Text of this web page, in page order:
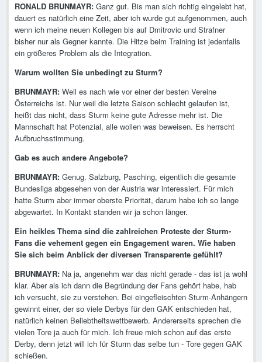
RONALD BRUNMAYR: Ganz gut. Bis man sich richtig eingelebt hat,
dauert es natürlich eine Zeit, aber ich wurde gut aufgenommen, auch
wenn ich meine neuen Kollegen bis auf Dmitrovic und Strafner
bisher nur als Gegner kannte. Die Hitze beim Training ist jedenfalls
ein größeres Problem als die Integration.
Warum wollten Sie unbedingt zu Sturm?
BRUNMAYR: Weil es nach wie vor einer der besten Vereine
Österreichs ist. Nur weil die letzte Saison schlecht gelaufen ist,
heißt das nicht, dass Sturm keine gute Adresse mehr ist. Die
Mannschaft hat Potenzial, alle wollen was beweisen. Es herrscht
Aufbruchsstimmung.
Gab es auch andere Angebote?
BRUNMAYR: Genug. Salzburg, Pasching, eigentlich die gesamte
Bundesliga abgesehen von der Austria war interessiert. Für mich
hatte Sturm aber immer oberste Priorität, darum habe ich so lange
abgewartet. In Kontakt standen wir ja schon länger.
Ein heikles Thema sind die zahlreichen Proteste der Sturm-
Fans die vehement gegen ein Engagement waren. Wie haben
Sie sich beim Anblick der diversen Transparente gefühlt?
BRUNMAYR: Na ja, angenehm war das nicht gerade - das ist ja wohl
klar. Aber als ich dann die Begründung der Fans gehört habe, hab
ich versucht, sie zu verstehen. Bei eingefleischten Sturm-Anhängern
gewinnt einer, der so viele Derbys für den GAK entschieden hat,
natürlich keinen Beliebtheitswettbewerb. Andererseits sprechen die
vielen Tore ja auch für mich. Ich freue mich schon auf das erste
Derby, denn jetzt will ich für Sturm das selbe tun - Tore gegen GAK
schießen.